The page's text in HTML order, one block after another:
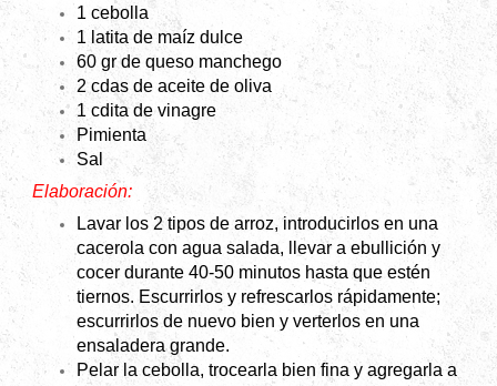
1 cebolla
1 latita de maíz dulce
60 gr de queso manchego
2 cdas de aceite de oliva
1 cdita de vinagre
Pimienta
Sal
Elaboración:
Lavar los 2 tipos de arroz, introducirlos en una
cacerola con agua salada, llevar a ebullición y
cocer durante 40-50 minutos hasta que estén
tiernos. Escurrirlos y refrescarlos rápidamente;
escurrirlos de nuevo bien y verterlos en una
ensaladera grande.
Pelar la cebolla, trocearla bien fina y agregarla a